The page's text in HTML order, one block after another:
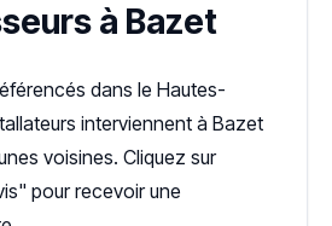
à Bazet
dans le Hautes-
interviennent à Bazet
voisines. Cliquez sur
pour recevoir une